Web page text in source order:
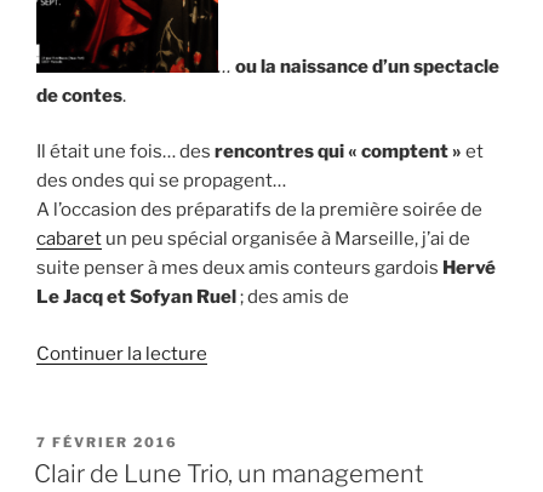
… ou la naissance d’un spectacle
de contes.
Il était une fois… des rencontres qui « comptent » et
des ondes qui se propagent…
A l’occasion des préparatifs de la première soirée de
cabaret un peu spécial organisée à Marseille, j’ai de
suite penser à mes deux amis conteurs gardois Hervé
Le Jacq et Sofyan Ruel; des amis de
Continuer la lecture
spectacle
PUBLIÉ
LE
7 FÉVRIER 2016
Clair de Lune Trio, un management